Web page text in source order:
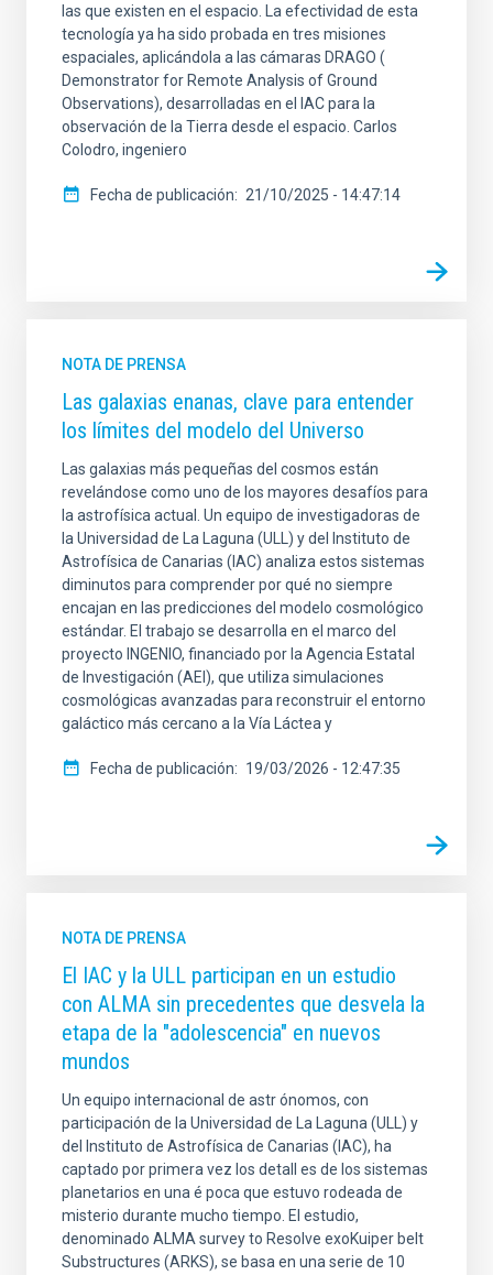
las que existen en el espacio. La efectividad de esta
tecnología ya ha sido probada en tres misiones
espaciales, aplicándola a las cámaras DRAGO (
Demonstrator for Remote Analysis of Ground
Observations), desarrolladas en el IAC para la
observación de la Tierra desde el espacio. Carlos
Colodro, ingeniero
Fecha de publicación 21/10/2025 - 14:47:14
NOTA DE PRENSA
Las galaxias enanas, clave para entender
los límites del modelo del Universo
Las galaxias más pequeñas del cosmos están
revelándose como uno de los mayores desafíos para
la astrofísica actual. Un equipo de investigadoras de
la Universidad de La Laguna (ULL) y del Instituto de
Astrofísica de Canarias (IAC) analiza estos sistemas
diminutos para comprender por qué no siempre
encajan en las predicciones del modelo cosmológico
estándar. El trabajo se desarrolla en el marco del
proyecto INGENIO, financiado por la Agencia Estatal
de Investigación (AEI), que utiliza simulaciones
cosmológicas avanzadas para reconstruir el entorno
galáctico más cercano a la Vía Láctea y
Fecha de publicación 19/03/2026 - 12:47:35
NOTA DE PRENSA
El IAC y la ULL participan en un estudio
con ALMA sin precedentes que desvela la
etapa de la "adolescencia" en nuevos
mundos
Un equipo internacional de astr ónomos, con
participación de la Universidad de La Laguna (ULL) y
del Instituto de Astrofísica de Canarias (IAC), ha
captado por primera vez los detall es de los sistemas
planetarios en una é poca que estuvo rodeada de
misterio durante mucho tiempo. El estudio,
denominado ALMA survey to Resolve exoKuiper belt
Substructures (ARKS), se basa en una serie de 10